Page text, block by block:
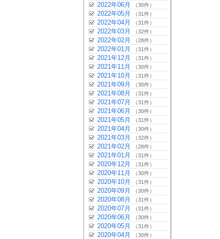
2022年06月 （30件）
2022年05月 （31件）
2022年04月 （31件）
2022年03月 （32件）
2022年02月 （28件）
2022年01月 （31件）
2021年12月 （31件）
2021年11月 （30件）
2021年10月 （31件）
2021年09月 （30件）
2021年08月 （31件）
2021年07月 （31件）
2021年06月 （30件）
2021年05月 （31件）
2021年04月 （30件）
2021年03月 （32件）
2021年02月 （28件）
2021年01月 （31件）
2020年12月 （31件）
2020年11月 （30件）
2020年10月 （31件）
2020年09月 （30件）
2020年08月 （31件）
2020年07月 （31件）
2020年06月 （30件）
2020年05月 （31件）
2020年04月 （30件）